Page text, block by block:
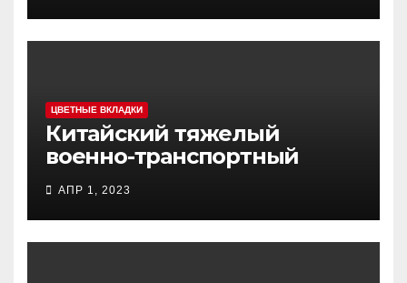
ЦВЕТНЫЕ ВКЛАДКИ
Китайский тяжелый
военно-транспортный
(«ЮНЬ-20») «Куньпин»
АПР 1, 2023